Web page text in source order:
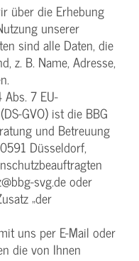
über die Erhebung
unserer
sind alle Daten, die
z. B. Name, Adresse,
7 EU-
GVO) ist die BBG
und Betreuung
Düsseldorf,
svg.de oder
„der
uns per E-Mail oder
die von Ihnen